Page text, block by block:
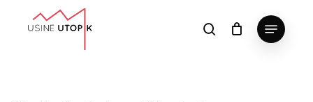
search
Menu
Panier Fermer
le
Fermer
lesClose